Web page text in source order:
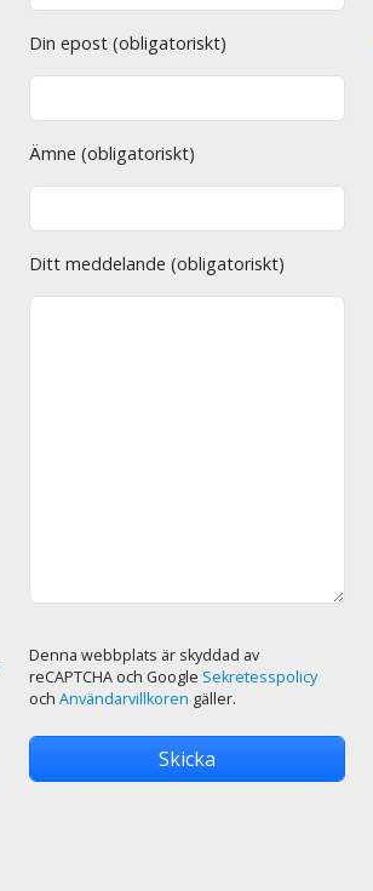
Din epost (obligatoriskt)
Ämne (obligatoriskt)
Ditt meddelande (obligatoriskt)
Denna webbplats är skyddad av
reCAPTCHA och Google Sekretesspolicy
och Användarvillkoren gäller.